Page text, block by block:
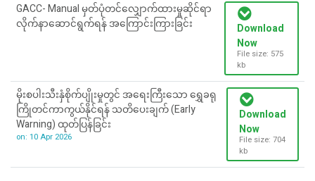
GACC- Manual မှတ်ပုံတင်လျှောက်ထားမှုဆိုင်ရာ
လိုက်နာဆောင်ရွက်ရန် အကြောင်းကြားခြင်း
Download
Now
File size: 575
kb
မိုးစပါးသီးနှံစိုက်ပျိုးမှုတွင် အရေးကြီးသော ရွှေခရု
ကြိုတင်ကာကွယ်နိုင်ရန် သတိပေးချက် (Early
Warning) ထုတ်ပြန်ခြင်း
on: 10 Apr 2026
Download
Now
File size: 704
kb